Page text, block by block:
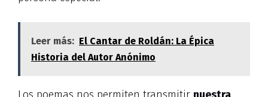
Leer más: El Cantar de Roldán: La Épica
Historia del Autor Anónimo